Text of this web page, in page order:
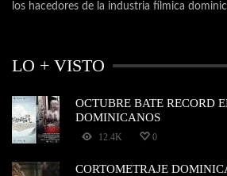
los hacedores de la industria fílmica
LO + VISTO
OCTUBRE BATE RECORD
DOMINICANOS
12.4K 0
CORTOMETRAJE